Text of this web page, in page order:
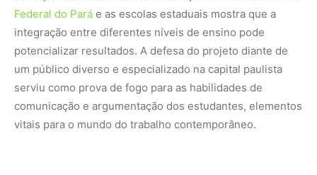
Federal do Pará e as escolas estaduais mostra que a
integração entre diferentes níveis de ensino pode
potencializar resultados. A defesa do projeto diante de
um público diverso e especializado na capital paulista
serviu como prova de fogo para as habilidades de
comunicação e argumentação dos estudantes, elementos
vitais para o mundo do trabalho contemporâneo.